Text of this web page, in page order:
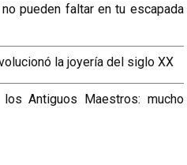
pueden faltar en tu escapada
la joyería del siglo XX
Antiguos Maestros: mucho